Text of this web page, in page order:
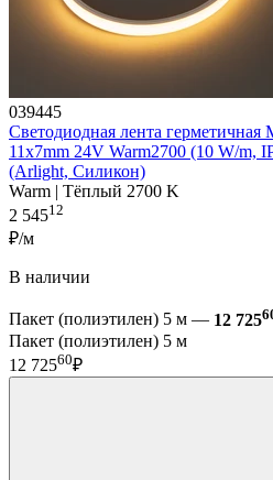
039445
Светодиодная лента
11x7mm 24V Warm2700 (10 W/m,
(Arlight, Силикон)
Warm | Тёплый 2700 K
2 54512
₽/м
В наличии
Пакет (полиэтилен) 5 м — 12 725
Пакет (полиэтилен) 5 м
12 72560₽